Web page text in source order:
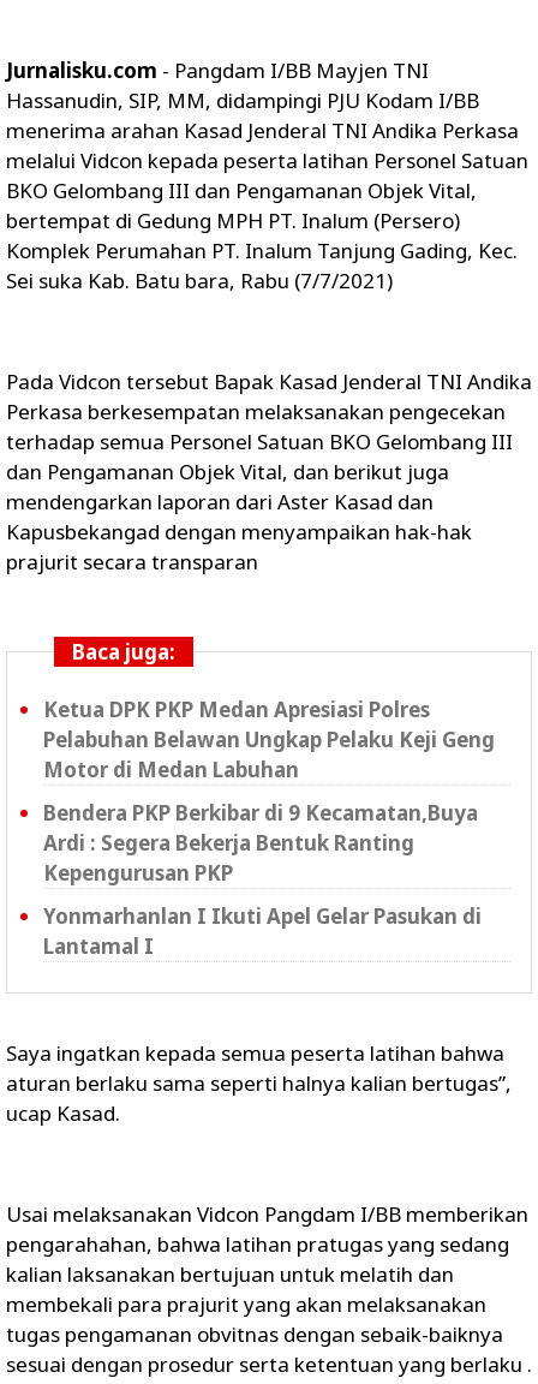
Jurnalisku.com - Pangdam I/BB Mayjen TNI
Hassanudin, SIP, MM, didampingi PJU Kodam I/BB
menerima arahan Kasad Jenderal TNI Andika Perkasa
melalui Vidcon kepada peserta latihan Personel Satuan
BKO Gelombang III dan Pengamanan Objek Vital,
bertempat di Gedung MPH PT. Inalum (Persero)
Komplek Perumahan PT. Inalum Tanjung Gading, Kec.
Sei suka Kab. Batu bara, Rabu (7/7/2021)
Pada Vidcon tersebut Bapak Kasad Jenderal TNI Andika
Perkasa berkesempatan melaksanakan pengecekan
terhadap semua Personel Satuan BKO Gelombang III
dan Pengamanan Objek Vital, dan berikut juga
mendengarkan laporan dari Aster Kasad dan
Kapusbekangad dengan menyampaikan hak-hak
prajurit secara transparan
Baca juga:
Ketua DPK PKP Medan Apresiasi Polres
Pelabuhan Belawan Ungkap Pelaku Keji Geng
Motor di Medan Labuhan
Bendera PKP Berkibar di 9 Kecamatan,Buya
Ardi : Segera Bekerja Bentuk Ranting
Kepengurusan PKP
Yonmarhanlan I Ikuti Apel Gelar Pasukan di
Lantamal I
Saya ingatkan kepada semua peserta latihan bahwa
aturan berlaku sama seperti halnya kalian bertugas”,
ucap Kasad.
Usai melaksanakan Vidcon Pangdam I/BB memberikan
pengarahahan, bahwa latihan pratugas yang sedang
kalian laksanakan bertujuan untuk melatih dan
membekali para prajurit yang akan melaksanakan
tugas pengamanan obvitnas dengan sebaik-baiknya
sesuai dengan prosedur serta ketentuan yang berlaku .